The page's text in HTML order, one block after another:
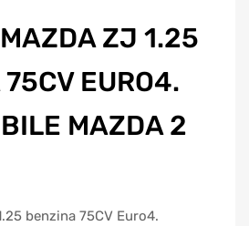
ZJ 1.25
EURO4.
MAZDA 2
benzina 75CV Euro4.